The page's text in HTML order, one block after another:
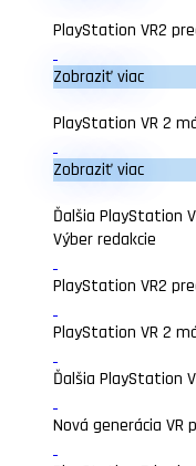
PlayStation VR2
Zobraziť viac
PlayStation VR 2
Zobraziť viac
Ďalšia PlayStation
Výber redakcie
PlayStation VR2
PlayStation VR 2
Ďalšia PlayStation
Nová generácia VR